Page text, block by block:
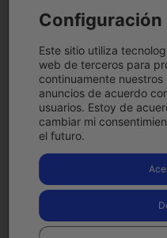
Frecuentes
física
Contacto
Festool
Herramientas
a Bateria
Aspiradores
a Batería
Lijadoras
Festool
2025
Festool
Cashback
Configuración
Este sitio utiliza
web de terceros para
continuamente
anuncios de acuerdo
usuarios. Estoy de
cambiar mi
el futuro.